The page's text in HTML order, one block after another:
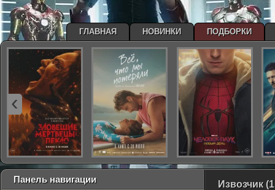
Извозчик
Панель навигации
ГЛАВНАЯ НОВИНКИ ПОДБОРКИ
‹